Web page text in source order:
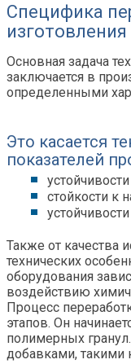
Специфика
Основная задача
заключается в
определенными
Это касается
показателей
стойкости к
Также от качества
технических
оборудования
воздействию
Процесс
этапов. Он
полимерных
добавками, такими